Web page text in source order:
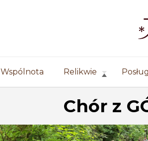
Wspólnota Relikwie
Chór z